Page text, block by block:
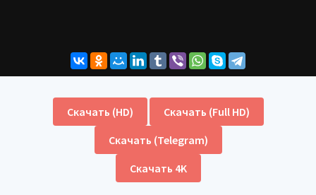
Скачать (HD)
Скачать (Full HD)
Скачать (Telegram)
Скачать 4K